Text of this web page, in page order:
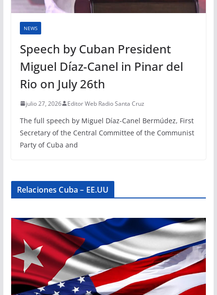
NEWS
Speech by Cuban President
Miguel Díaz-Canel in Pinar del
Rio on July 26th
julio 27, 2026 Editor Web Radio Santa Cruz
The full speech by Miguel Díaz-Canel Bermúdez, First
Secretary of the Central Committee of the Communist
Party of Cuba and
Relaciones Cuba – EE.UU